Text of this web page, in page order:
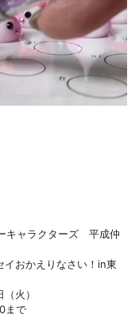
キャラクターズ 平成仲
かえりなさい！in東
火）
まで